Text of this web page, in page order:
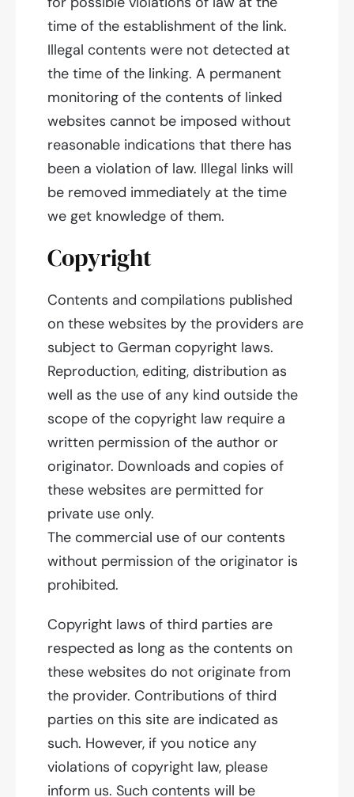
time of the establishment of the link.
Illegal contents were not detected at
the time of the linking. A permanent
monitoring of the contents of linked
websites cannot be imposed without
reasonable indications that there has
been a violation of law. Illegal links will
be removed immediately at the time
we get knowledge of them.
Copyright
Contents and compilations published
on these websites by the providers are
subject to German copyright laws.
Reproduction, editing, distribution as
well as the use of any kind outside the
scope of the copyright law require a
written permission of the author or
originator. Downloads and copies of
these websites are permitted for
private use only.
The commercial use of our contents
without permission of the originator is
prohibited.
Copyright laws of third parties are
respected as long as the contents on
these websites do not originate from
the provider. Contributions of third
parties on this site are indicated as
such. However, if you notice any
violations of copyright law, please
inform us. Such contents will be